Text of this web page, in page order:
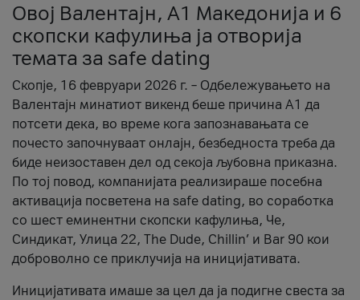
Овој Валентајн, A1 Македонија и 6
скопски кафулиња ја отворија
темата за safe dating
Скопје, 16 февруари 2026 г. – Одбележувањето на
Валентајн минатиот викенд беше причина А1 да
потсети дека, во време кога запознавањата се
почесто започнуваат онлајн, безбедноста треба да
биде неизоставен дел од секоја љубовна приказна.
По тој повод, компанијата реализираше посебна
активација посветена на safe dating, во соработка
со шест еминентни скопски кафулиња, Че,
Синдикат, Улица 22, The Dude, Chillin’ и Bar 90 кои
доброволно се приклучија на иницијативата.
Иницијативата имаше за цел да ја подигне свеста за